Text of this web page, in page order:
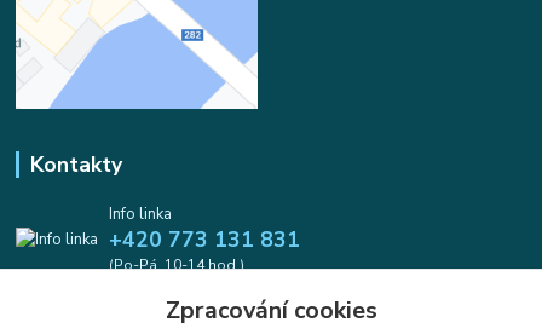
Kontakty
Info linka
+420 773 131 831
(Po-Pá, 10-14 hod.)
info@koralkomat.czZpracování cookies